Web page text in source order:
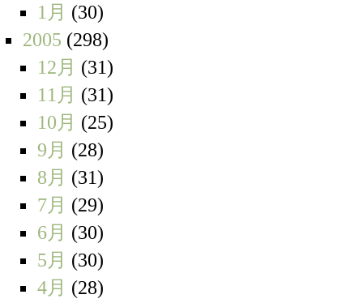
1月 (30)
2005 (298)
12月 (31)
11月 (31)
10月 (25)
9月 (28)
8月 (31)
7月 (29)
6月 (30)
5月 (30)
4月 (28)